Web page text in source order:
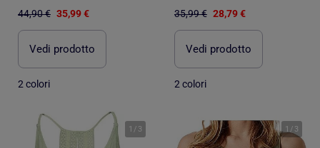
44,90 € 35,99 €
Vedi prodotto
2 colori
35,99 € 28,79 €
Vedi prodotto
2 colori
1 / 3 1 / 3